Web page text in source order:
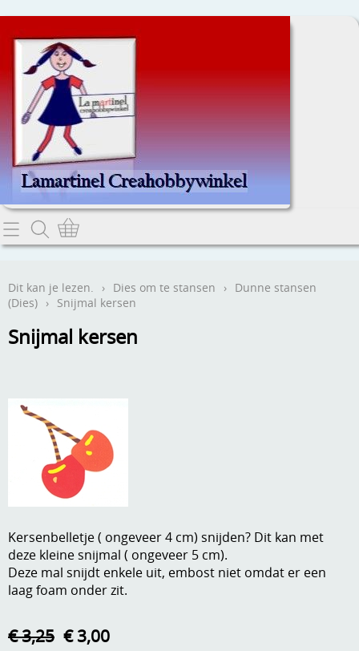
Home
Contact
Webwinkel
Aanbiedingen
Andere
Boeken en magazines
DVD-CD
Embossen
Hechtingsmaterialen
Verzend - en verpakkingsk
Mijn account
Anders creatief
Gastenboek
Dit kan je lezen. › Dies om te stansen › Dunne stansen
(Dies) › Snijmal kersen
Snijmal kersen
Kersenbelletje ( ongeveer 4 cm) snijden? Dit kan met
deze kleine snijmal ( ongeveer 5 cm).
Deze mal snijdt enkele uit, embost niet omdat er een
laag foam onder zit.
€ 3,25 € 3,00